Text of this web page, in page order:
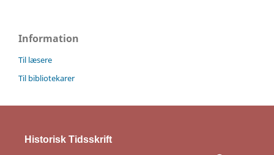
Information
Til læsere
Til bibliotekarer
Historisk Tidsskrift